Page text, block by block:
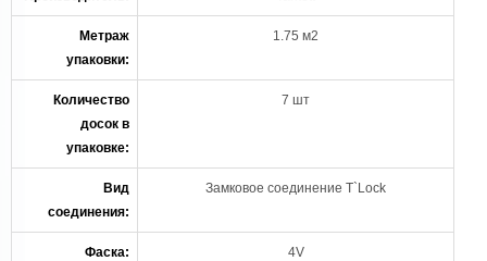
Метраж
упаковки:
1.75 м2
Количество
досок в
упаковке:
7 шт
Вид
соединения:
Замковое соединение T`Lock
Фаска: 4V